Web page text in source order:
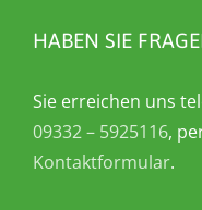
HABEN SIE
Sie erreichen uns
09332 – 5925116,
Kontaktformular.